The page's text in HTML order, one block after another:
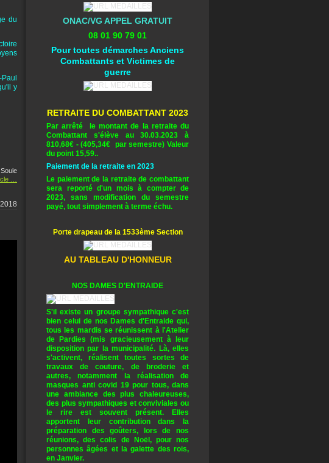
du
y
ONAC/VG APPEL GRATUIT
08 01 90 79 01
Pour toutes démarches Anciens
Combattants et Victimes de
guerre
RETRAITE DU COMBATTANT 2023
Par arrêté le montant de la retraite du
Combattant s'élève au 30.03.2023 à
810,68€ - (405,34€ par semestre) Valeur
du point 15,59..
Paiement de la retraite en 2023
Le paiement de la retraite de combattant
sera reporté d'un mois à compter de
2023, sans modification du semestre
payé, tout simplement à terme échu.
Porte drapeau de la 1533ème Section
AU TABLEAU D'HONNEUR
NOS DAMES D'ENTRAIDE
S'il existe un groupe sympathique c'est
bien celui de nos Dames d'Entraide qui,
tous les mardis se réunissent à l'Atelier
de Pardies (mis gracieusement à leur
disposition par la municipalité. Là, elles
s'activent, réalisent toutes sortes de
travaux de couture, de broderie et
autres, notamment la réalisation de
masques anti covid 19 pour tous, dans
une ambiance des plus chaleureuses,
des plus sympathiques et conviviales ou
le rire est souvent présent. Elles
apportent leur contribution dans la
préparation des goûters, lors de nos
réunions, des colis de Noël, pour nos
personnes âgées et la galette des rois,
en Janvier.